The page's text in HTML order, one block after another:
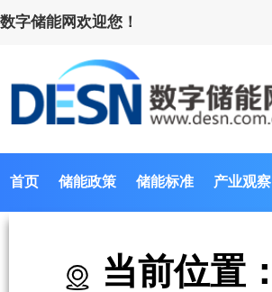
数字储能网欢迎您！
首页 储能政策 储能标准 产业观察
当前位置：